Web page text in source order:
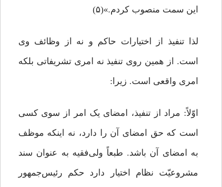
این سمت منصوب کردم‏.»(۵)
لذا تنفیذ از اختیارات حاکم و نه از وظائف وی
است. از همین روی تنفیذ نه امری تشریفاتی بلکه
امری واقعی است. زیرا:
اوّلاً: مراد از تنفیذ، امضای یک امر از سوی کسی
است که حق امضای آن را دارد، نه اینکه موظف
به امضای آن باشد. طبعاً ولی‌فقیه به عنوان سند
مشروعیّت نظام اختیار دارد حکم رئیس‌جمهور